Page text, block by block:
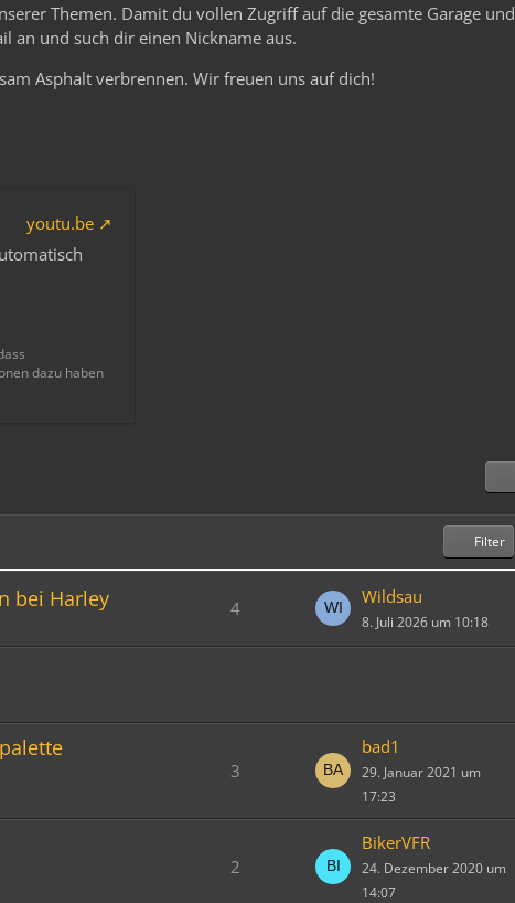
Themen. Damit du vollen Zugriff auf die gesamte Garage und
an und such dir einen Nickname aus.
Asphalt verbrennen. Wir freuen uns auf dich!
youtu.be
dazu haben
Filter
bei Harley 4
Wildsau
8. Juli 2026 um 10:18
3
bad1
29. Januar 2021 um
17:23
2
BikerVFR
24. Dezember 2020 um
14:07